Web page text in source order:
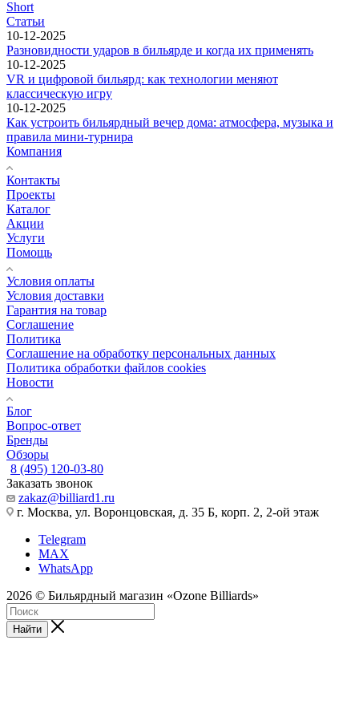
Short
Статьи
10-12-2025
Разновидности ударов в бильярде и когда их применять
10-12-2025
VR и цифровой бильярд: как технологии меняют
классическую игру
10-12-2025
Как устроить бильярдный вечер дома: атмосфера, музыка и
правила мини-турнира
Компания
Контакты
Проекты
Каталог
Акции
Услуги
Помощь
Условия оплаты
Условия доставки
Гарантия на товар
Соглашение
Политика
Соглашение на обработку персональных данных
Политика обработки файлов cookies
Новости
Блог
Вопрос-ответ
Бренды
Обзоры
8 (495) 120-03-80
Заказать звонок
zakaz@billiard1.ru
г. Москва, ул. Воронцовская, д. 35 Б, корп. 2, 2-ой этаж
Telegram
MAX
WhatsApp
2026 © Бильярдный магазин «Ozone Billiards»
Найти